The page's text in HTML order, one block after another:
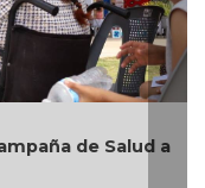
mejorar la
la economía de